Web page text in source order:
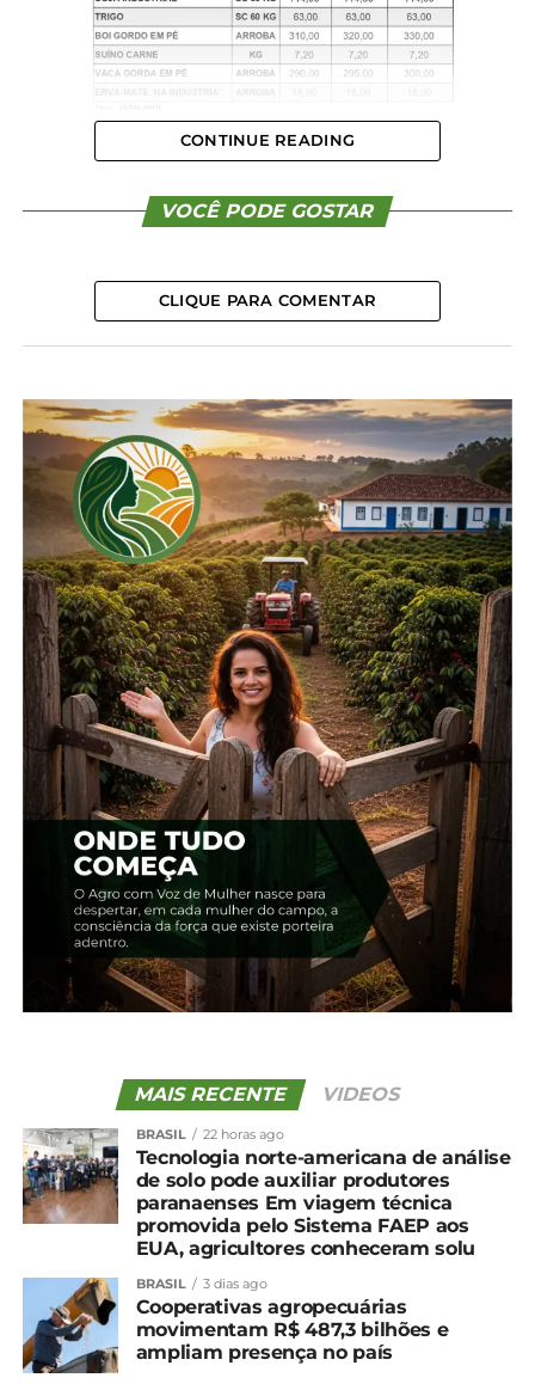
Compartilhe isso:
Facebook
CONTINUE READING
VOCÊ PODE GOSTAR
CLIQUE PARA COMENTAR
MAIS RECENTE VIDEOS
BRASIL 22 horas ago
Tecnologia norte-americana de análise
de solo pode auxiliar produtores
paranaenses Em viagem técnica
promovida pelo Sistema FAEP aos
EUA, agricultores conheceram solu
BRASIL 3 dias ago
Cooperativas agropecuárias
movimentam R$ 487,3 bilhões e
ampliam presença no país